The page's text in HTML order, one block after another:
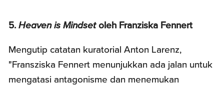
5.Heaven is Mindsetoleh Franziska Fennert
Mengutip catatan kuratorial Anton Larenz,
"Fransziska Fennert menunjukkan ada jalan untuk
mengatasi antagonisme dan menemukan